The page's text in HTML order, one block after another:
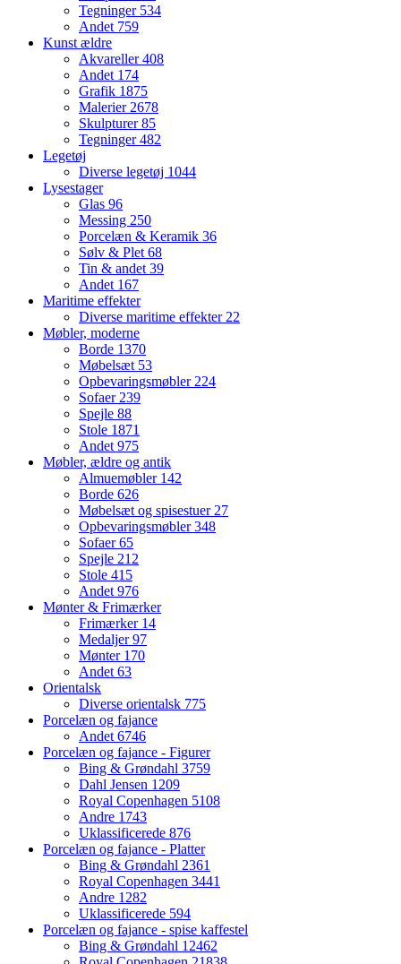
Tegninger 534
Andet 759
Kunst ældre
Akvareller408
Andet 174
Grafik 1875
Malerier2678
Skulpturer85
Tegninger482
Legetøj
Diverse legetøj 1044
Lysestager
Glas 96
Messing 250
Porcelæn & Keramik 36
Sølv & Plet68
Tin & andet39
Andet 167
Maritime effekter
Diverse maritime effekter22
Møbler, moderne
Borde 1370
Møbelsæt 53
Opbevaringsmøbler224
Sofaer239
Spejle 88
Stole 1871
Andet975
Møbler, ældre og antik
Almuemøbler 142
Borde 626
Møbelsæt og spisestuer27
Opbevaringsmøbler348
Sofaer65
Spejle 212
Stole 415
Andet976
Mønter & Frimærker
Frimærker 14
Medaljer97
Mønter 170
Andet63
Orientalsk
Diverse orientalsk 775
Porcelæn og fajance
Andet6746
Porcelæn og fajance - Figurer
Bing & Grøndahl 3759
Dahl Jensen 1209
Royal Copenhagen 5108
Andre 1743
Uklassificerede 876
Porcelæn og fajance - Platter
Bing & Grøndahl 2361
Royal Copenhagen 3441
Andre 1282
Uklassificerede 594
Porcelæn og fajance - spise kaffestel
Bing & Grøndahl 12462